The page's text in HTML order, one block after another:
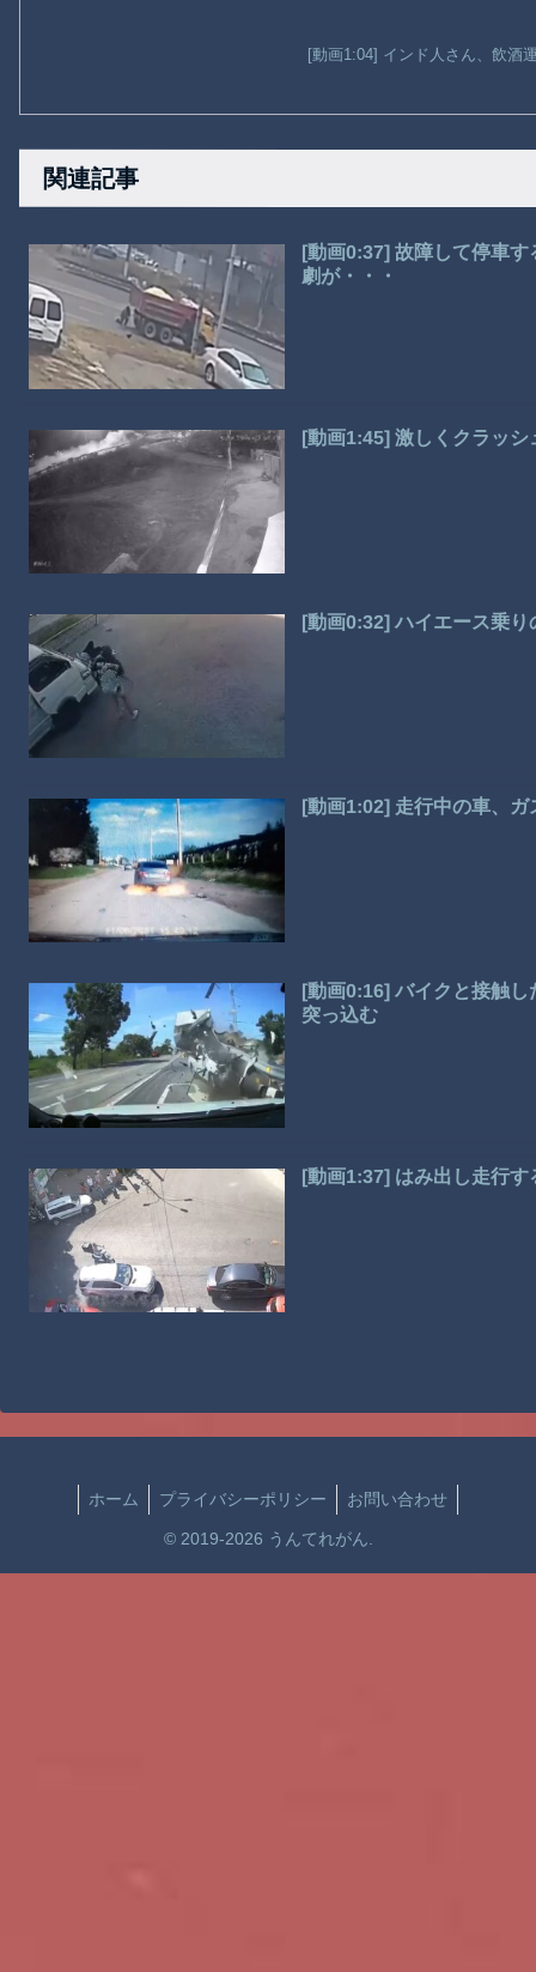
[動画1:04] インド人さん、飲酒
関連記事
[動画0:37] 故障して停車
劇が・・・
[動画1:45] 激しくクラッ
[動画0:32] ハイエース乗
[動画1:02] 走行中の車、ガ
[動画0:16] バイクと接触
突っ込む
[動画1:37] はみ出し走行
ホーム プライバシーポリシー お問い合わせ
© 2019-2026 うんてれがん.